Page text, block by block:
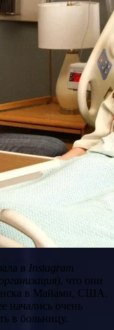
в Instagram
, что они
в Майами, США.
начались очень
в больницу.